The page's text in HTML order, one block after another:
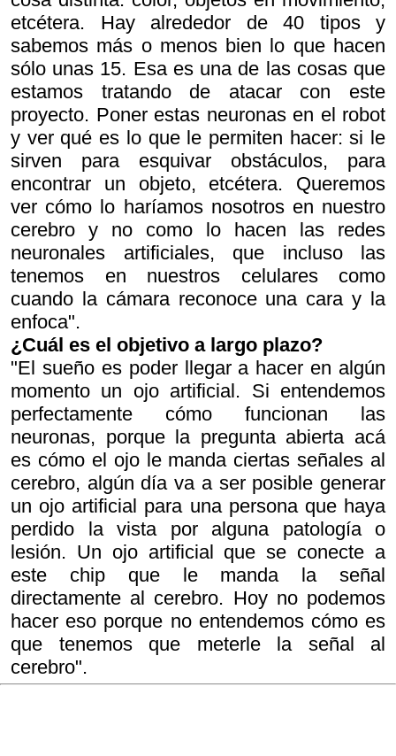
etcétera. Hay alrededor de 40 tipos y
sabemos más o menos bien lo que hacen
sólo unas 15. Esa es una de las cosas que
estamos tratando de atacar con este
proyecto. Poner estas neuronas en el robot
y ver qué es lo que le permiten hacer: si le
sirven para esquivar obstáculos, para
encontrar un objeto, etcétera. Queremos
ver cómo lo haríamos nosotros en nuestro
cerebro y no como lo hacen las redes
neuronales artificiales, que incluso las
tenemos en nuestros celulares como
cuando la cámara reconoce una cara y la
enfoca".
¿Cuál es el objetivo a largo plazo?
"El sueño es poder llegar a hacer en algún
momento un ojo artificial. Si entendemos
perfectamente cómo funcionan las
neuronas, porque la pregunta abierta acá
es cómo el ojo le manda ciertas señales al
cerebro, algún día va a ser posible generar
un ojo artificial para una persona que haya
perdido la vista por alguna patología o
lesión. Un ojo artificial que se conecte a
este chip que le manda la señal
directamente al cerebro. Hoy no podemos
hacer eso porque no entendemos cómo es
que tenemos que meterle la señal al
cerebro".